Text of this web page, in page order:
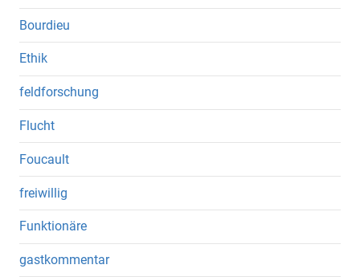
Bourdieu
Ethik
feldforschung
Flucht
Foucault
freiwillig
Funktionäre
gastkommentar